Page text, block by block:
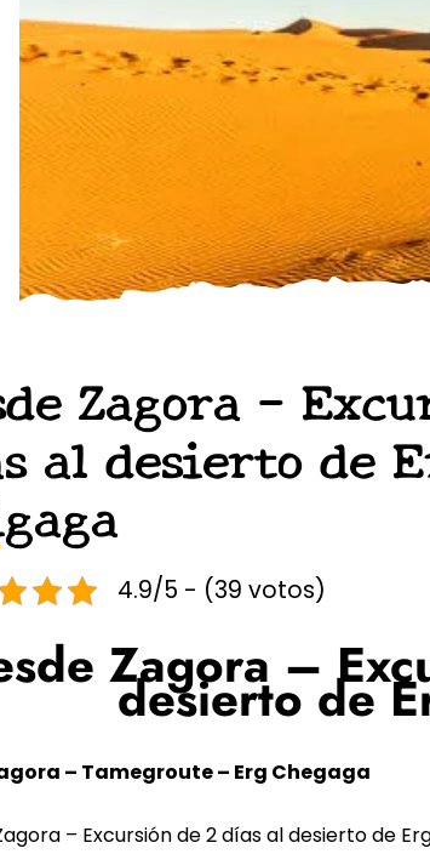
Zagora –
al desierto de
4.9/5 - (39 votos)
Zagora –
desierto de
– Tamegroute – Erg Chegaga
– Excursión de 2 días al desierto de